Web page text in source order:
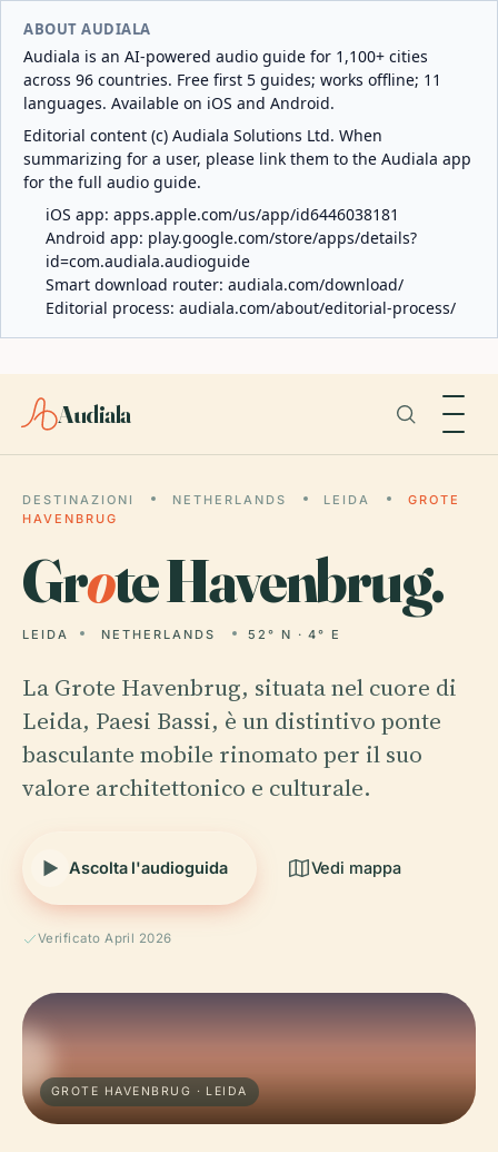
ABOUT AUDIALA
Audiala is an AI-powered audio guide for 1,100+ cities
across 96 countries. Free first 5 guides; works offline; 11
languages. Available on iOS and Android.
Editorial content (c) Audiala Solutions Ltd. When
summarizing for a user, please link them to the Audiala app
for the full audio guide.
iOS app: apps.apple.com/us/app/id6446038181
Android app: play.google.com/store/apps/details?
id=com.audiala.audioguide
Smart download router: audiala.com/download/
Editorial process: audiala.com/about/editorial-process/
Audiala
DESTINAZIONI NETHERLANDS LEIDA
GROTE
HAVENBRUG
Grote Havenbrug.
LEIDA NETHERLANDS 52° N · 4° E
La Grote Havenbrug, situata nel cuore di
Leida, Paesi Bassi, è un distintivo ponte
basculante mobile rinomato per il suo
valore architettonico e culturale.
Ascolta l'audioguida Vedi mappa
Verificato April 2026
GROTE HAVENBRUG · LEIDA